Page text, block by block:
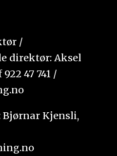
/
direktør: Aksel
47 741 /
Bjørnar Kjensli,